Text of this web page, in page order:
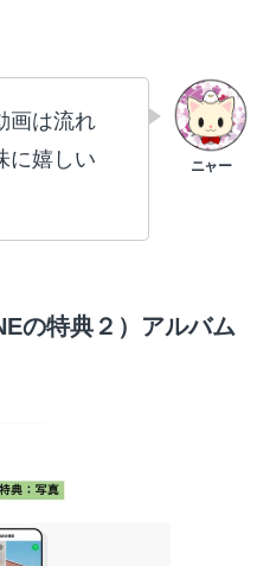
画は流れ
に嬉しい
の特典２）アルバム